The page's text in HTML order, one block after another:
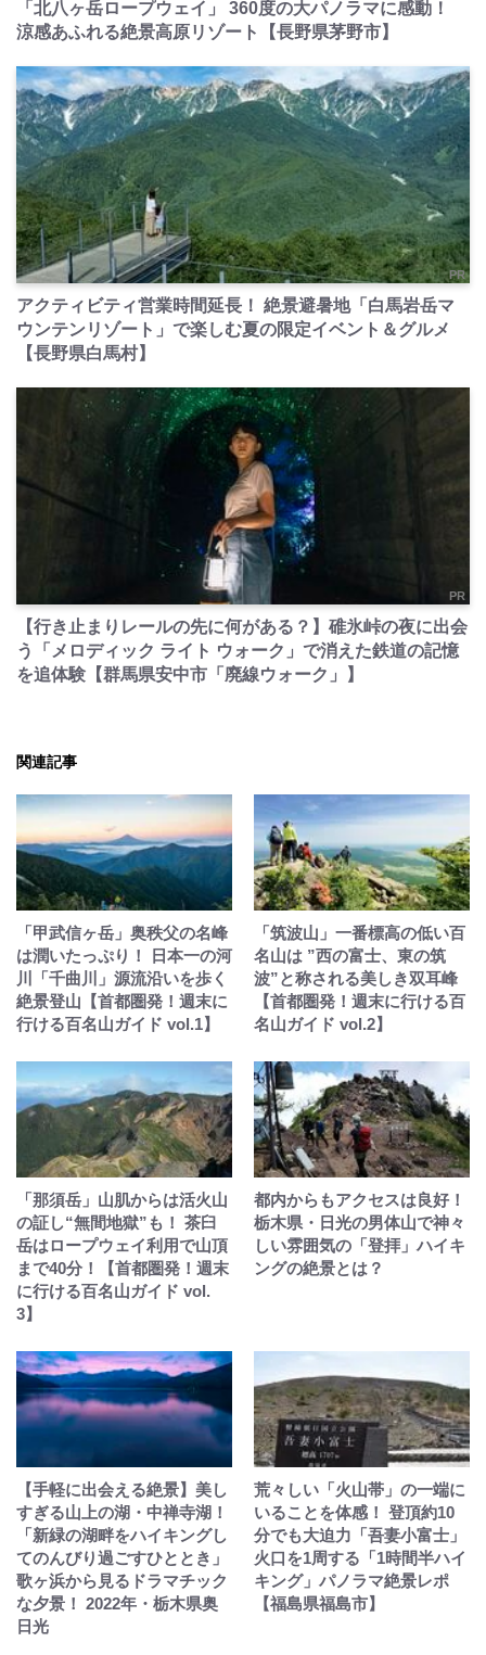
「北八ヶ岳ロープウェイ」 360度の大パノラマに感動！
涼感あふれる絶景高原リゾート【長野県茅野市】
PR
アクティビティ営業時間延長！ 絶景避暑地「白馬岩岳マ
ウンテンリゾート」で楽しむ夏の限定イベント＆グルメ
【長野県白馬村】
PR
【行き止まりレールの先に何がある？】碓氷峠の夜に出会
う「メロディック ライト ウォーク」で消えた鉄道の記憶
を追体験【群馬県安中市「廃線ウォーク」】
関連記事
「甲武信ヶ岳」奥秩父の名峰
は潤いたっぷり！ 日本一の河
川「千曲川」源流沿いを歩く
絶景登山【首都圏発！週末に
行ける百名山ガイド vol.1】
「筑波山」一番標高の低い百
名山は ”西の富士、東の筑
波”と称される美しき双耳峰
【首都圏発！週末に行ける百
名山ガイド vol.2】
「那須岳」山肌からは活火山
の証し“無間地獄”も！ 茶臼
岳はロープウェイ利用で山頂
まで40分！【首都圏発！週末
に行ける百名山ガイド vol.
3】
都内からもアクセスは良好！
栃木県・日光の男体山で神々
しい雰囲気の「登拝」ハイキ
ングの絶景とは？
【手軽に出会える絶景】美し
すぎる山上の湖・中禅寺湖！
「新緑の湖畔をハイキングし
てのんびり過ごすひととき」
歌ヶ浜から見るドラマチック
な夕景！ 2022年・栃木県奥
日光
荒々しい「火山帯」の一端に
いることを体感！ 登頂約10
分でも大迫力「吾妻小富士」
火口を1周する「1時間半ハイ
キング」パノラマ絶景レポ
【福島県福島市】